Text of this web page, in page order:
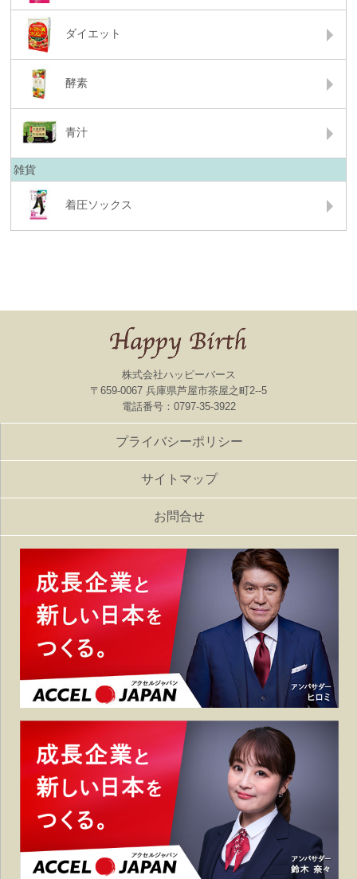
ダイエット
酵素
青汁
雑貨
着圧ソックス
株式会社ハッピーバース
〒659-0067 兵庫県芦屋市茶屋之町2--5
電話番号：0797-35-3922
プライバシーポリシー
サイトマップ
お問合せ